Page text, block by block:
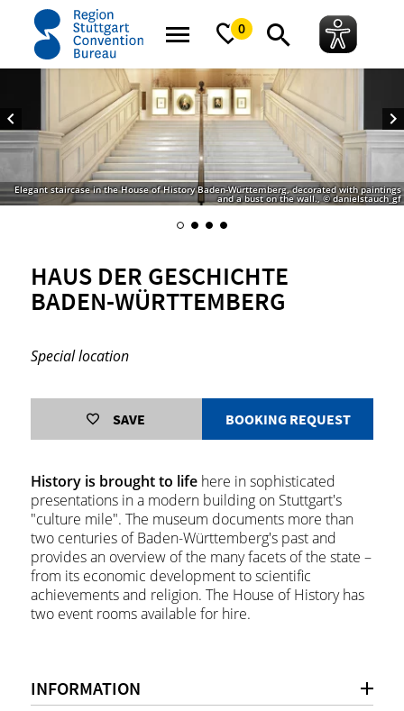
0
home Haus der Geschichte Baden-Württemberg
Elegant staircase in the House of History Baden-Württemberg, decorated with paintings
and a bust on the wall., © danielstauch_gf
HAUS DER GESCHICHTE
BADEN-WÜRTTEMBERG
Special location
SAVE BOOKING REQUEST
History is brought to lifehere in sophisticated
presentations in a modern building on Stuttgart's
"culture mile". The museum documents more than
two centuries of Baden-Württemberg's past and
provides an overview of the many facets of the state –
from its economic development to scientific
achievements and religion. The House of History has
two event rooms available for hire.
INFORMATION